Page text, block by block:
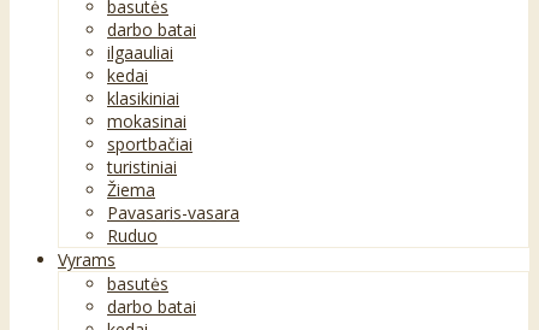
basutės
darbo batai
ilgaauliai
kedai
klasikiniai
mokasinai
sportbačiai
turistiniai
Žiema
Pavasaris-vasara
Ruduo
Vyrams
basutės
darbo batai